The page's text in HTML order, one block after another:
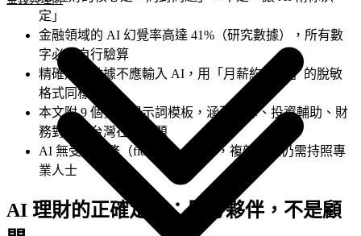
定」
金融領域的 AI 幻覺率高達 41%（研究數據），所有數
字必須自行驗算
精確財務數據不應輸入 AI，用「月薪約 X 萬」的脫敏
格式同樣有效
本文附 9 個實用提示詞模板，涵蓋預算、投資輔助、財
務對話、台灣在地問題
AI 無受信義務（fiduciary duty），複雜決策仍需持照專
業人士
AI 理財的正確定位：思考夥伴，不是顧